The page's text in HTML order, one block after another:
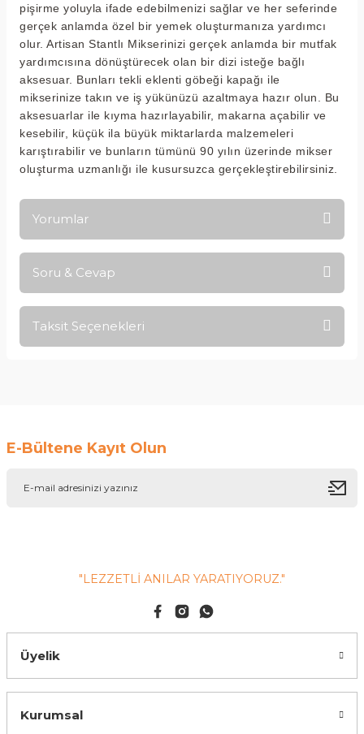
pişirme yoluyla ifade edebilmenizi sağlar ve her seferinde
gerçek anlamda özel bir yemek oluşturmanıza yardımcı
olur. Artisan Stantlı Mikserinizi gerçek anlamda bir mutfak
yardımcısına dönüştürecek olan bir dizi isteğe bağlı
aksesuar. Bunları tekli eklenti göbeği kapağı ile
mikserinize takın ve iş yükünüzü azaltmaya hazır olun. Bu
aksesuarlar ile kıyma hazırlayabilir, makarna açabilir ve
kesebilir, küçük ila büyük miktarlarda malzemeleri
karıştırabilir ve bunların tümünü 90 yılın üzerinde mikser
oluşturma uzmanlığı ile kusursuzca gerçekleştirebilirsiniz.
Yorumlar
Soru & Cevap
Taksit Seçenekleri
E-Bültene Kayıt Olun
"LEZZETLİ ANILAR YARATIYORUZ."
Üyelik
Kurumsal